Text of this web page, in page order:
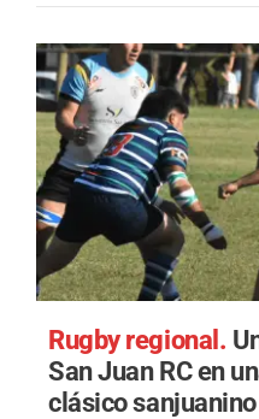
Rugby regional.
San Juan RC en
clásico sanjuanino